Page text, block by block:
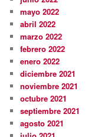
mayo 2022
abril 2022
marzo 2022
febrero 2022
enero 2022
diciembre 2021
noviembre 2021
octubre 2021
septiembre 2021
agosto 2021